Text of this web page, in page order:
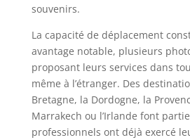
souvenirs.
La capacité de déplacement
avantage notable, plusieurs
proposant leurs services dans
même à l’étranger. Des
Bretagne, la Dordogne, la
Marrakech ou l’Irlande font
professionnels ont déjà exercé